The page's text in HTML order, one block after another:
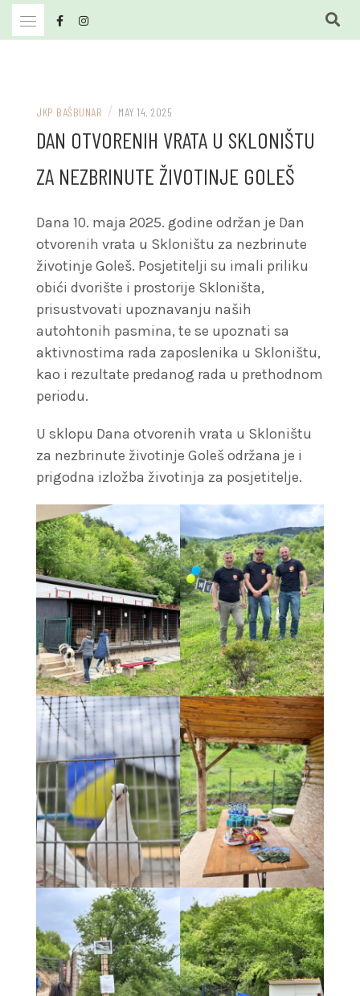
Skip
JKP BAŠBUNAR / MAY 14, 2025
DAN OTVORENIH VRATA U SKLONIŠTU
ZA NEZBRINUTE ŽIVOTINJE GOLEŠ
Dana 10. maja 2025. godine održan je Dan
otvorenih vrata u Skloništu za nezbrinute
životinje Goleš. Posjetitelji su imali priliku
obići dvorište i prostorije Skloništa,
prisustvovati upoznavanju naših
autohtonih pasmina, te se upoznati sa
aktivnostima rada zaposlenika u Skloništu,
kao i rezultate predanog rada u prethodnom
periodu.
U sklopu Dana otvorenih vrata u Skloništu
za nezbrinute životinje Goleš održana je i
prigodna izložba životinja za posjetitelje.